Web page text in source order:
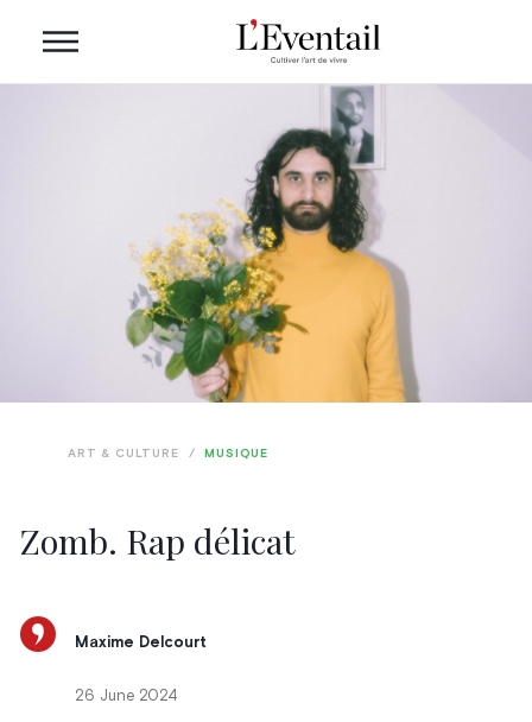
Zomb. Rap délicat
ART & CULTURE / MUSIQUE
Maxime Delcourt
26 June 2024